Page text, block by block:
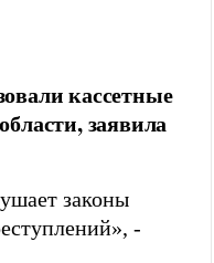
кассетные
заявила
законы
-